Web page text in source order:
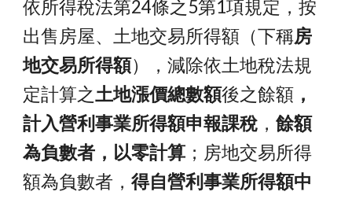
依所得稅法第24條之5第1項規定，按
出售房屋、土地交易所得額（下稱房
地交易所得額），減除依土地稅法規
定計算之土地漲價總數額後之餘額 ，
計入營利事業所得額申報課稅 ，餘額
為負數者，以零計算 ；房地交易所得
額為負數者，得自營利事業所得額中